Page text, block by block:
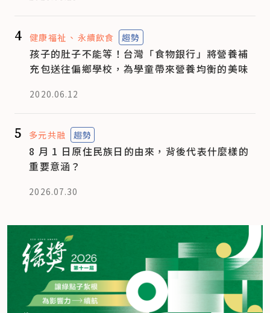
4 健康福祉 永續飲食 趨勢
孩子的肚子不能等！台灣「食物銀行」將營養補
充包送往偏鄉學校，為學童帶來營養均衡的美味
2020.06.12
5 多元共融 趨勢
8 月 1 日原住民族日的由來，背後代表什麼樣的
重要意涵？
2026.07.30